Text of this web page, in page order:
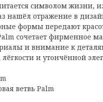
символом жизни,
нашёл отражение в
формы передают
сочетает фирменное
и внимание к
и утончённой
ветвь Palm